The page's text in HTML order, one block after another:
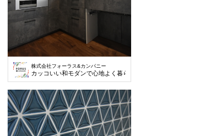
株式会社フォーラス&カンパニー
カッコいい和モダンで心地よく暮らす